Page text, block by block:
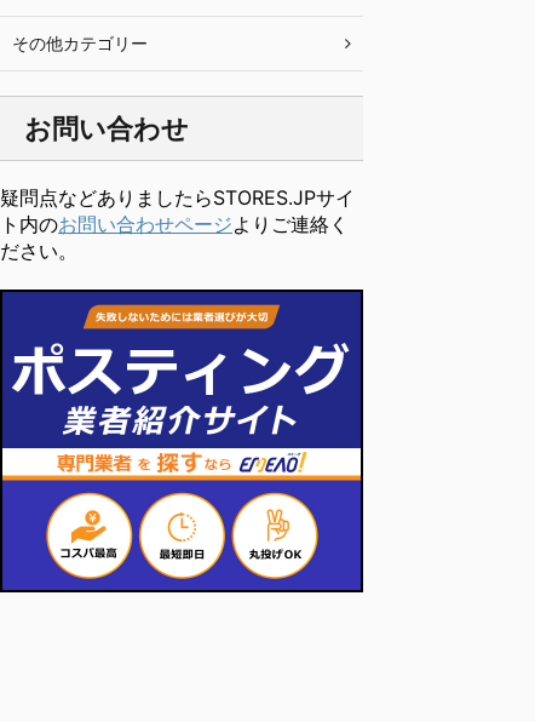
その他カテゴリー
お問い合わせ
疑問点などありましたらSTORES.JPサイ
ト内のお問い合わせページよりご連絡く
ださい。